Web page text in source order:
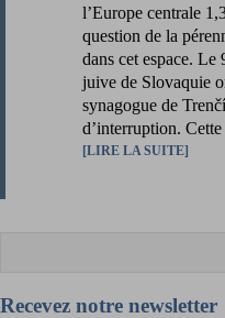
l’Europe centrale
question de la
dans cet espace.
juive de Slovaquie
synagogue de
d’interruption.
LIRE LA SUITE
Recevez notre newsletter